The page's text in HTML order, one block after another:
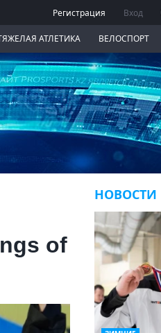
Регистрация Вход
АТЛЕТИКА ВЕЛОСПОРТ
of
НОВОСТИ